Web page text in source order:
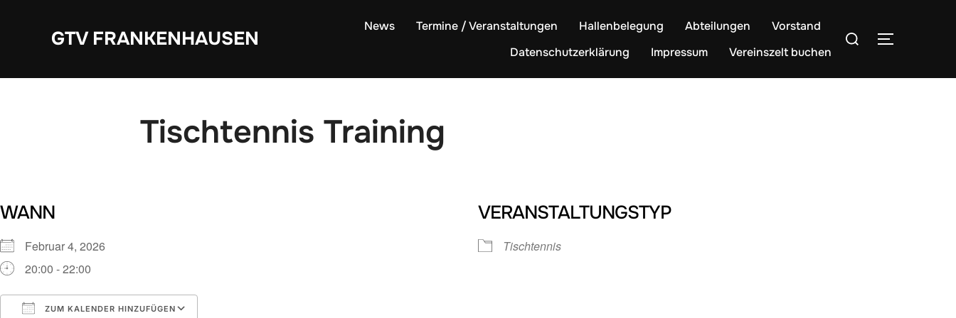
GTV FRANKENHAUSEN
News Termine / Veranstaltungen Hallenbelegung Abteilungen
Vorstand
Datenschutzerklärung
Impressum Vereinszelt buchen
Suchen
Tischtennis Training
WANN
Februar 4, 2026
20:00 - 22:00
ZUM KALENDER HINZUFÜGEN
VERANSTALTUNGSTYP
Tischtennis